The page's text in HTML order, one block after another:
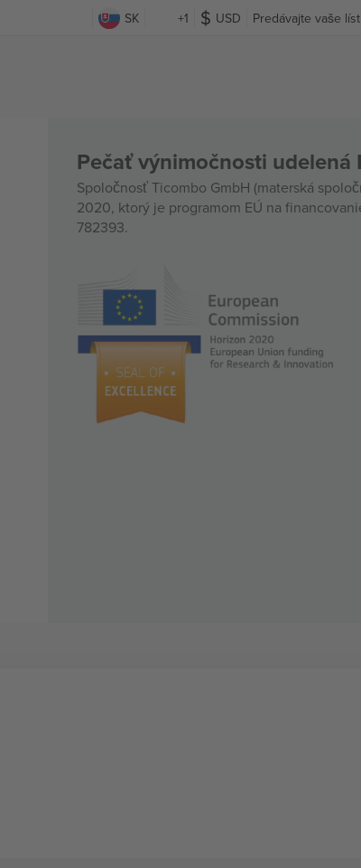
SK +1 USD Predávajte vaše
Pečať výnimočnosti udelená
Spoločnosť Ticombo GmbH (materská
2020, ktorý je programom EÚ na
782393.